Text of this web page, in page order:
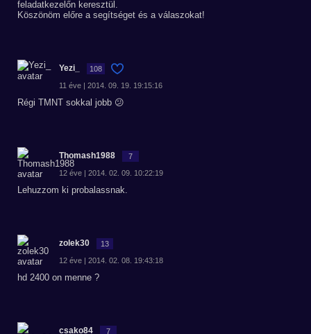
feladatkezelőn keresztül.
Köszönöm előre a segítséget és a válaszokat!
Yezi_ 108
11 éve | 2014. 09. 19. 19:15:16
Régi TMNT sokkal jobb 😕
Thomash1988 7
12 éve | 2014. 02. 09. 10:22:19
Lehuzzom ki probalassnak.
zolek30 13
12 éve | 2014. 02. 08. 19:43:18
hd 2400 on menne ?
csako84 7